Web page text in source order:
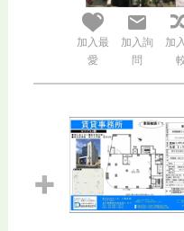
加入最
愛
加入詢
問
加